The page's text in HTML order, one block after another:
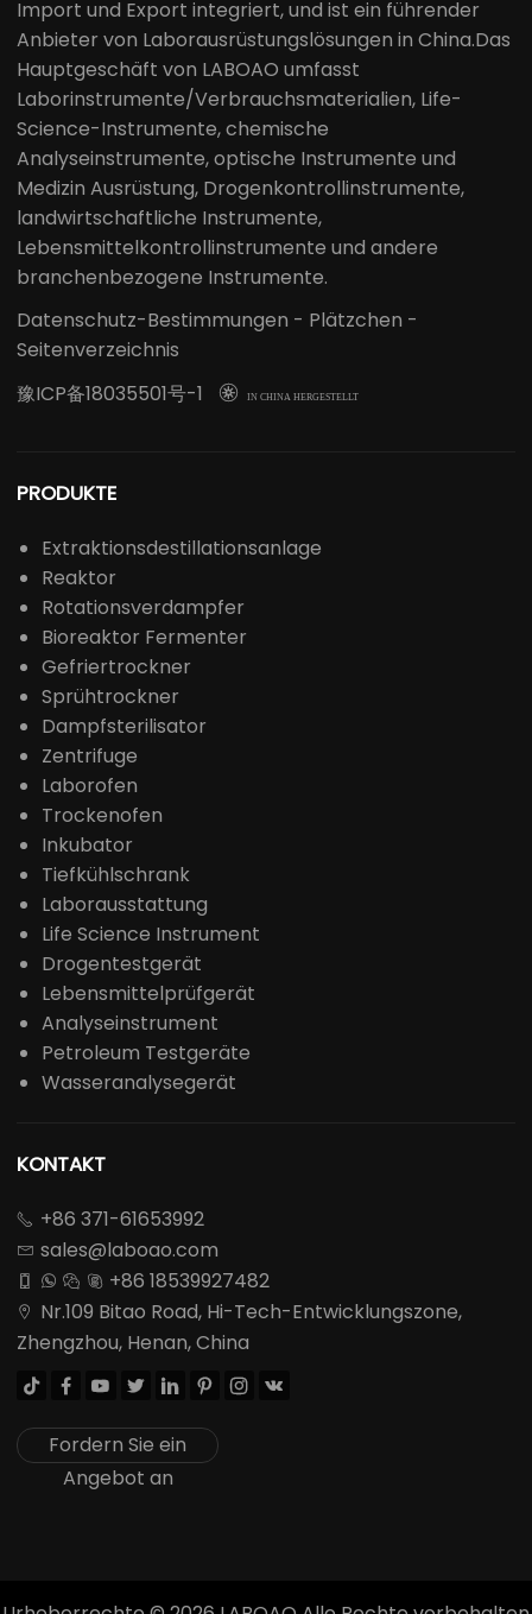
Import und Export integriert, und ist ein führender
Anbieter von Laborausrüstungslösungen in China.Das
Hauptgeschäft von LABOAO umfasst
Laborinstrumente/Verbrauchsmaterialien, Life-
Science-Instrumente, chemische
Analyseinstrumente, optische Instrumente und
Medizin Ausrüstung, Drogenkontrollinstrumente,
landwirtschaftliche Instrumente,
Lebensmittelkontrollinstrumente und andere
branchenbezogene Instrumente.
Datenschutz-Bestimmungen - Plätzchen -
Seitenverzeichnis
豫ICP备18035501号-1
 IN CHINA HERGESTELLT
PRODUKTE
Extraktionsdestillationsanlage
Reaktor
Rotationsverdampfer
Bioreaktor Fermenter
Gefriertrockner
Sprühtrockner
Dampfsterilisator
Zentrifuge
Laborofen
Trockenofen
Inkubator
Tiefkühlschrank
Laborausstattung
Life Science Instrument
Drogentestgerät
Lebensmittelprüfgerät
Analyseinstrument
Petroleum Testgeräte
Wasseranalysegerät
KONTAKT
 +86 371-61653992
 sales@laboao.com
    +86 18539927482

Nr.109 Bitao Road, Hi-Tech-Entwicklungszone,
Zhengzhou, Henan, China
       
Fordern Sie ein
Angebot an